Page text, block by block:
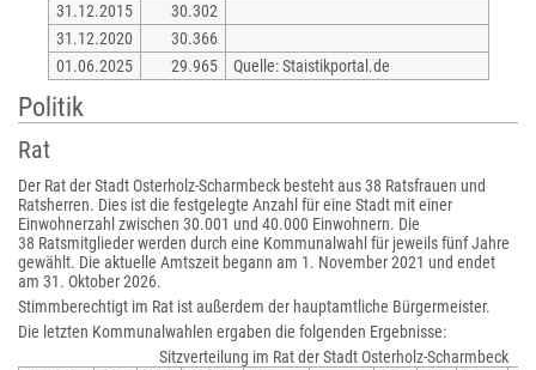
31.12.2015
30.302
31.12.2020
30.366
01.06.2025
29.965 Quelle: Staistikportal.de
Politik
Rat
Der Rat der Stadt Osterholz-Scharmbeck besteht aus 38 Ratsfrauen und
Ratsherren. Dies ist die festgelegte Anzahl für eine Stadt mit einer
Einwohnerzahl zwischen 30.001 und 40.000 Einwohnern. Die
38 Ratsmitglieder werden durch eine Kommunalwahl für jeweils fünf Jahre
gewählt. Die aktuelle Amtszeit begann am 1. November 2021 und endet
am 31. Oktober 2026.
Stimmberechtigt im Rat ist außerdem der hauptamtliche Bürgermeister.
Die letzten Kommunalwahlen ergaben die folgenden Ergebnisse:
Sitzverteilung im Rat der Stadt Osterholz-Scharmbeck